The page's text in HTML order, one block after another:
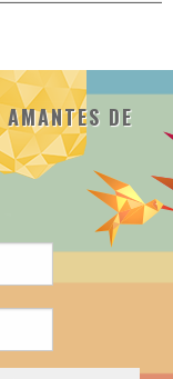
DE